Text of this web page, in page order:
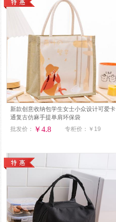
新款创意收纳包学生女士小众设计可爱卡
通复古仿麻手提单肩环保袋
批发价：
￥4.8 专柜价： ￥19